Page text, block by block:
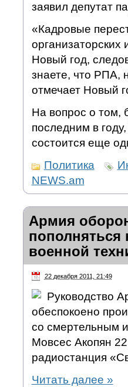
заявил депутат
«Кадровые
организаторских
Новый год,
знаете, что РПА,
отмечает Новый
На вопрос о том,
последним в
состоится еще
Политика
NEWS.am
Армия
военной
22 декабря 2011, 21:49
Руководство
обеспокоено
со смертельным
Мовсес Акопян
радиостанция
Читать далее »